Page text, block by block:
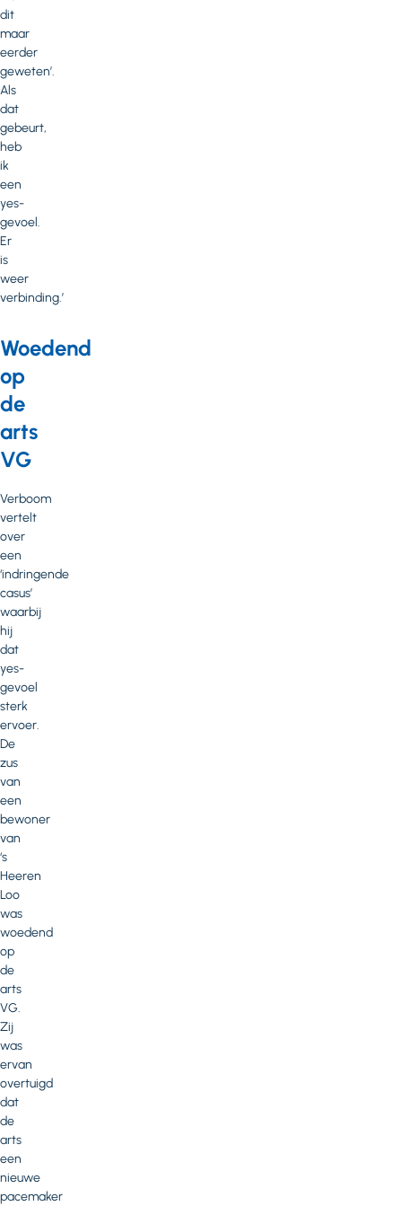
dit
maar
eerder
geweten’.
Als
dat
gebeurt,
heb
ik
een
yes-
gevoel.
Er
is
weer
verbinding.’
Woedend
op
de
arts
VG
Verboom
vertelt
over
een
‘indringende
casus’
waarbij
hij
dat
yes-
gevoel
sterk
ervoer.
De
zus
van
een
bewoner
van
‘s
Heeren
Loo
was
woedend
op
de
arts
VG.
Zij
was
ervan
overtuigd
dat
de
arts
een
nieuwe
pacemaker